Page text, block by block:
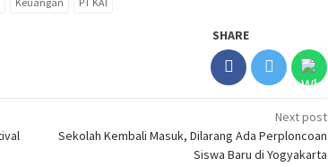
SHARE
Next post
Sekolah Kembali Masuk, Dilarang Ada Perploncoan
Siswa Baru di Yogyakarta